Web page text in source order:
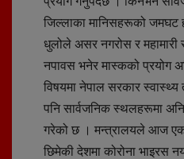
जिल्लाका मानिसहरूको जमघट
धुलोले असर नगरोस र
नपावस भनेर मास्कको प्रयोग
विषयमा नेपाल सरकार
पनि सार्वजनिक स्थलहरूमा
गरेको छ । मन्त्रालयले आज एक
छिमेकी देशमा कोरोना भाइरस